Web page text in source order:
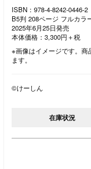
ISBN：978-4-8242-0446-2
B5判 208ページ フルカラ
2025年6月25日発売
本体価格：3,300円＋税
※画像はイメージです。
ます。
©けーしん
在庫状況